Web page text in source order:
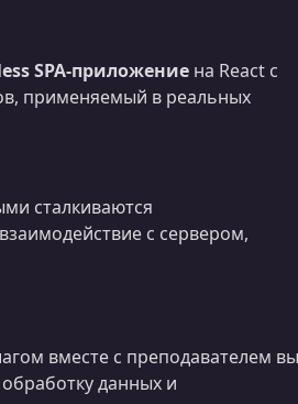
SPA‑приложение на React с
применяемый в реальных
сталкиваются
с сервером,
вместе с преподавателем вы
данных и